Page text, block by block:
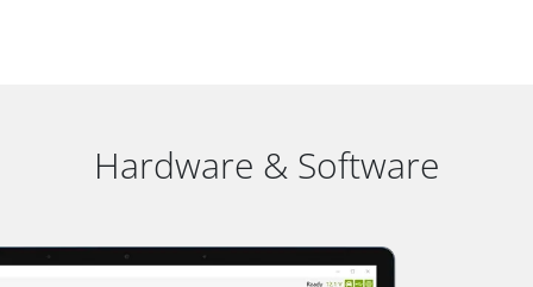
Hardware & Software